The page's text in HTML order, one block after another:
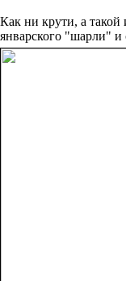
Как ни крути, а такой
январского "шарли" и